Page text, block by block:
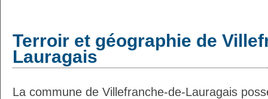
Terroir et géographie de
Lauragais
La commune de Villefranche-de-Lauragais